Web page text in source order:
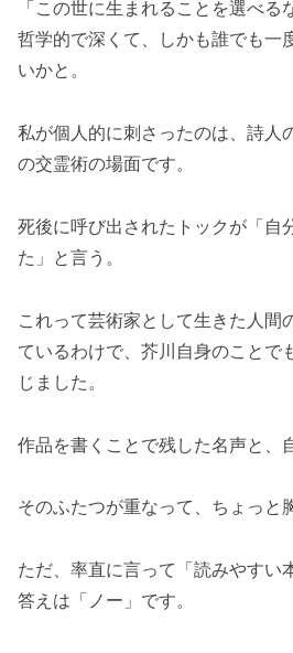
「この世に生まれることを選べる
哲学的で深くて、しかも誰でも一
いかと。
私が個人的に刺さったのは、詩人
の交霊術の場面です。
死後に呼び出されたトックが「自
た」と言う。
これって芸術家として生きた人間
ているわけで、芥川自身のことで
じました。
作品を書くことで残した名声と、
そのふたつが重なって、ちょっと
ただ、率直に言って「読みやすい
答えは「ノー」です。